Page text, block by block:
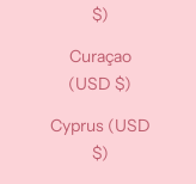
$)
Curaçao
(USD $)
Cyprus (USD
$)